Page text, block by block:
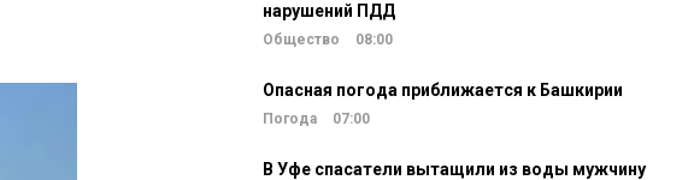
нарушений ПДД
Общество 08:00
Опасная погода приближается к Башкирии
Погода 07:00
В Уфе спасатели вытащили из воды мужчину